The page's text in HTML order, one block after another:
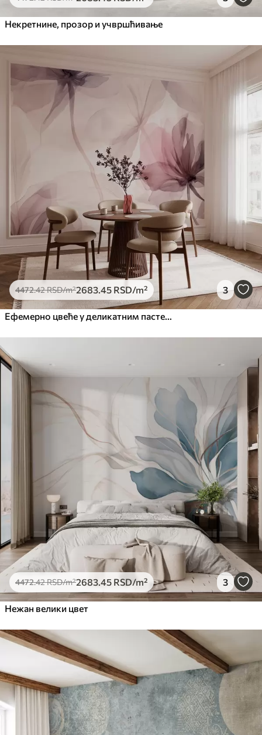
Некретнине, прозор и учвршћивање
4472.42RSD/m²2683 .45 RSD/m² 3
4472.42RSD/m²2683 .45 RSD/m² 3
Нежан велики цвет